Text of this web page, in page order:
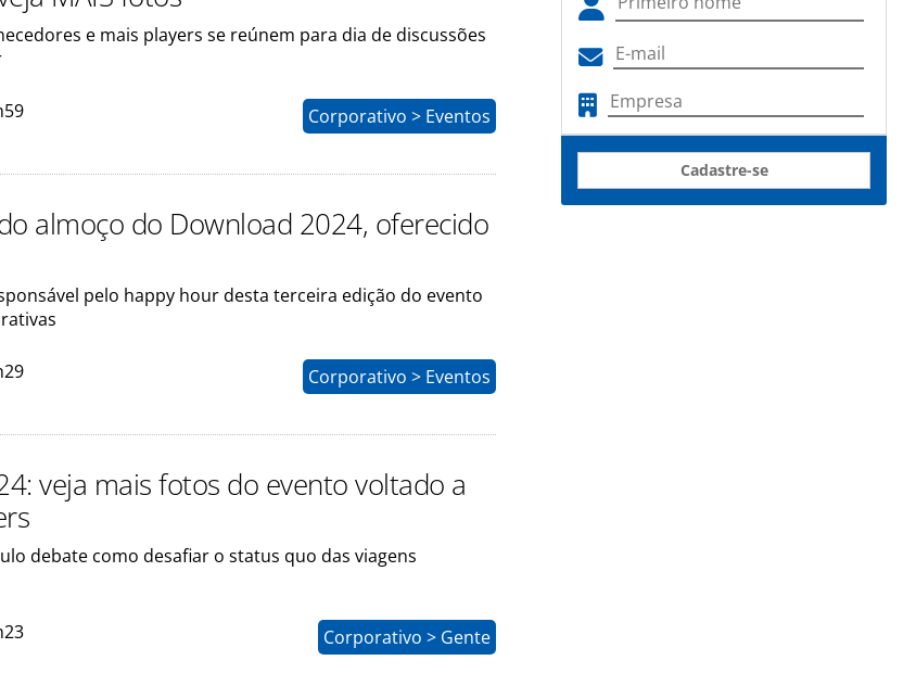
e mais players se reúnem para dia de discussões
Corporativo > Eventos
almoço do Download 2024, oferecido
pelo happy hour desta terceira edição do evento
Corporativo > Eventos
veja mais fotos do evento voltado a
debate como desafiar o status quo das viagens
Corporativo > Gente
Cadastre-se